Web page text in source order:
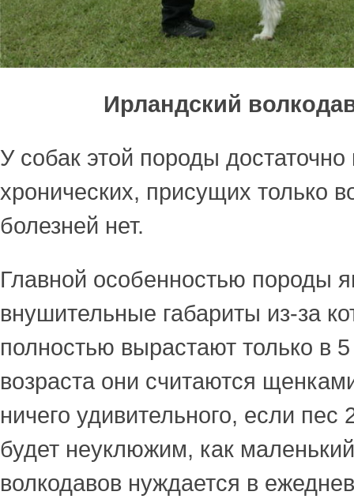
Ирландский
У собак этой породы достаточно
хронических, присущих только
болезней нет.
Главной особенностью породы
внушительные габариты из-за
полностью вырастают только в 5
возраста они считаются
ничего удивительного, если пес
будет неуклюжим, как
волкодавов нуждается в